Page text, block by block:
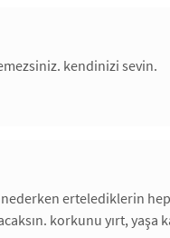
kendinizi sevin.
ertelediklerin hep
korkunu yırt, yaşa